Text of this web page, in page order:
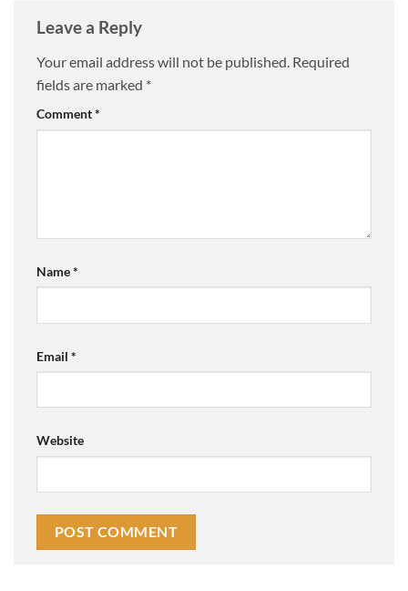
Leave a Reply
Your email address will not be published. Required
fields are marked *
Comment*
Name*
Email *
Website